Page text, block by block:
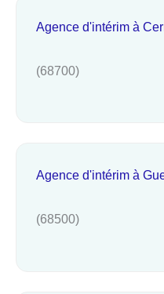
Agence d'intérim à
(68700)
Agence d'intérim à
(68500)